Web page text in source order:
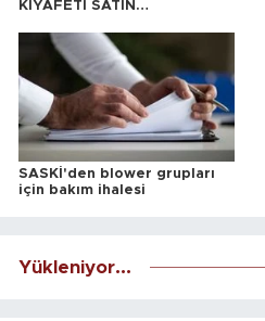
KIYAFETİ SATIN
SASKİ'den blower grupları
için bakım ihalesi
Yükleniyor...